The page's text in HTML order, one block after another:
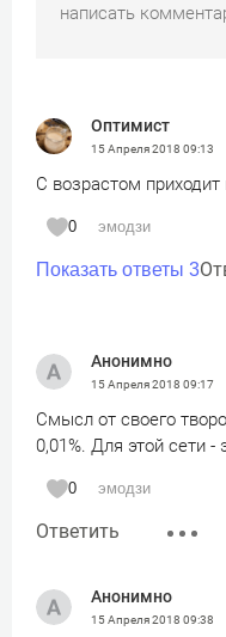
Оптимист
15 Апреля 2018 09:13
С возрастом
0 эмодзи
Показать ответы 3
Анонимно
15 Апреля 2018 09:17
Смысл от своего
0,01%. Для этой сети -
0 эмодзи
Ответить
Анонимно
15 Апреля 2018 09:38